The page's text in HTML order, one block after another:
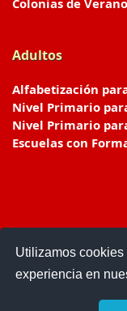
Utilizamos
experiencia en
Colonias de
Adultos
Alfabetización
Nivel Primario
Nivel Primario
Escuelas con